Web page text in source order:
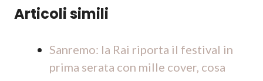
Articoli simili
Sanremo: la Rai riporta il festival in
prima serata con mille cover, cosa